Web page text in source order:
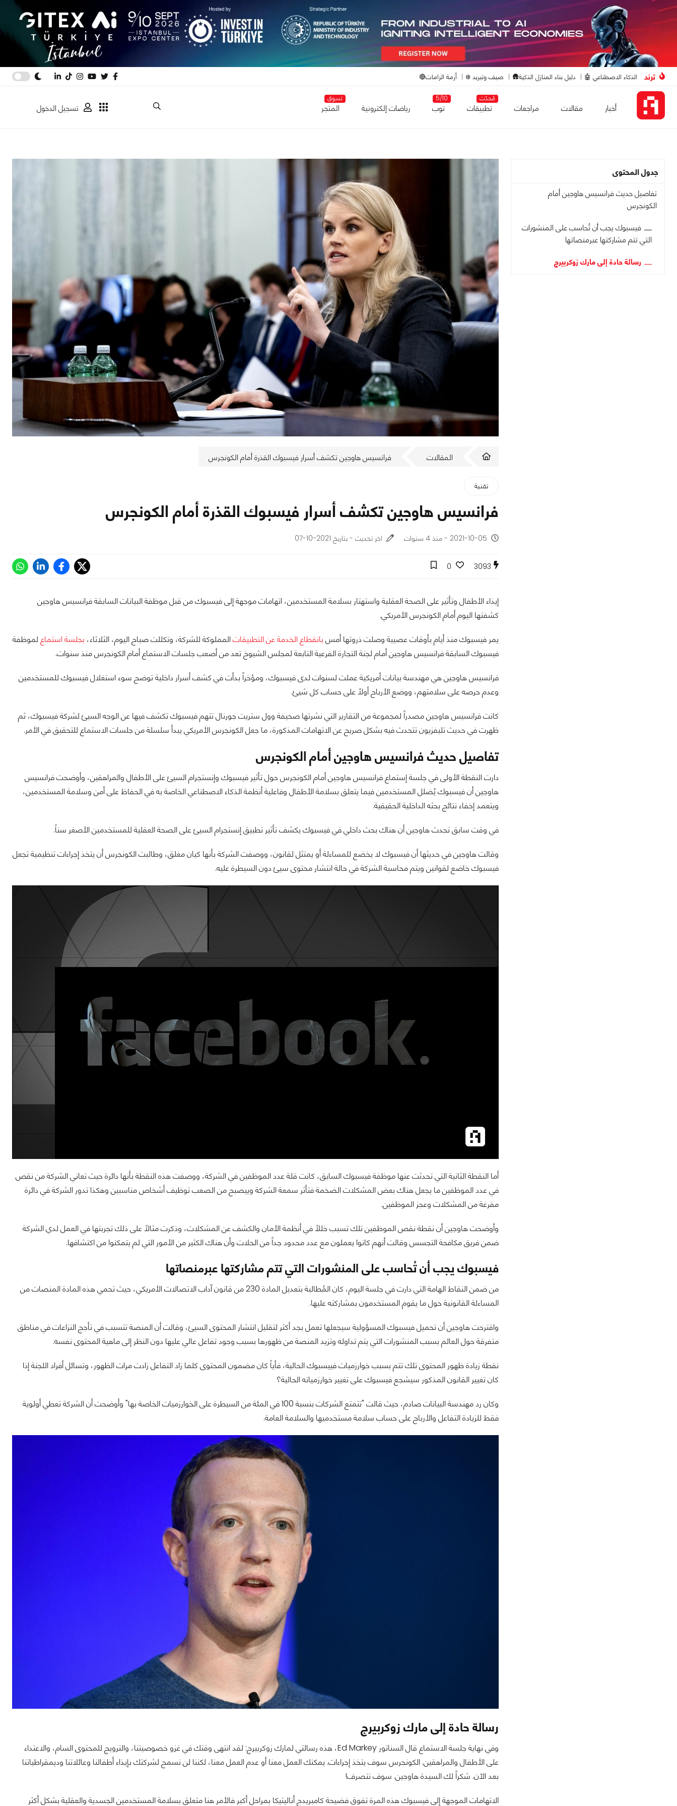
ترند الذكاء الاصطناعي 🤖 دليل بناء المنازل الذكية🛖 صيف وتبريد ❄️ أزمة الرامات🔴
أخبار مقالات مراجعات
مُحدّث
تطبيقات
5/10
توب رياضات إلكترونية
تسوق
المتجر تسجيل الدخول
جدول المحتوى
تفاصيل حديث فرانسيس هاوجين أمام
الكونجرس
فيسبوك يجب أن تُحاسب على المنشورات
التي تتم مشاركتها عبرمنصاتها
رسالة حادة إلى مارك زوكربيرج
المقالات فرانسيس هاوجين تكشف أسرار فيسبوك القذرة أمام الكونجرس
تقنية
فرانسيس هاوجين تكشف أسرار فيسبوك القذرة أمام الكونجرس
2021-10-05 - منذ 4 سنوات اخر تحديث - بتاريخ 2021-10-07
3093
0
إيذاء الأطفال وتأثير على الصحة العقلية واستهتار بسلامة المستخدمين، اتهامات موجهة إلى فيسبوك من قبل موظفة البيانات السابقة فرانسيس هاوجين
كشفتها اليوم أمام الكونجرس الأمريكي.
يمر فيسبوك منذ أيام بأوقات عصيبة وصلت ذروتها أمس بانقطاع الخدمة عن التطبيقاتالمملوكة للشركة، وتكللت صباح اليوم، الثلاثاء، بجلسة استماع لموظفة
فيسبوك السابقة فرانسيس هاوجين أمام لجنة التجارة الفرعية التابعة لمجلس الشيوخ تعد من أصعب جلسات الاستماع أمام الكونجرس منذ سنوات.
فرانسيس هاوجين هي مهندسة بيانات أمريكية عملت لسنوات لدى فيسبوك، ومؤخراً بدأت في كشف أسرار داخلية توضح سوء استغلال فيسبوك للمستخدمين
وعدم حرصه على سلامتهم، ووضع الأرباح أولاً على حساب كل شيئ.
كانت فرانسيس هاوجين مصدراً لمجموعة من التقارير التي نشرتها صحيفة وول ستريت جورنال تتهم فيسبوك تكشف فيها عن الوجه السيئ لشركة فيسبوك، ثم
ظهرت في حديث تليفزيون تتحدث فيه بشكل صريح عن الاتهامات المذكورة، ما جعل الكونجرس الأمريكي يبدأ سلسلة من جلسات الاستماع للتحقيق في الأمر.
تفاصيل حديث فرانسيس هاوجين أمام الكونجرس
دارت النقطة الأولى في جلسة إستماع فرانسيس هاوجين أمام الكونجرس حول تأثير فيسبوك وإنستجرام السيئ على الأطفال والمراهقين، وأوضحت فرانسيس
هاوجين أن فيسبوك يُضلل المستخدمين فيما يتعلق بسلامة الأطفال وفاعلية أنظمة الذكاء الاصطناعي الخاصة به في الحفاظ على أمن وسلامة المستخدمين،
ويتعمد إخفاء نتائج بحثه الداخلية الحقيقية.
في وقت سابق تحدث هاوجين أن هناك بحث داخلي في فيسبوك يكشف تأثير تطبيق إنستجرام السيئ على الصحة العقلية للمستخدمين الأصغر سناً.
وقالت هاوجين في حديثها أن فيسبوك لا يخضع للمساءلة أو يمتثل لقانون، ووصفت الشركة بأنها كيان مغلق، وطالبت الكونجرس أن يتخذ إجراءات تنظيمية تجعل
فيسبوك خاضع لقوانين ويتم محاسبة الشركة في حالة انتشار محتوى سيئ دون السيطرة عليه.
أما النقطة الثانية التي تحدثت عنها موظفة فيسبوك السابق، كانت قلة عدد الموظفين في الشركة، ووصفت هذه النقطة بأنها دائرة حيث تعاني الشركة من نقص
في عدد الموظفين ما يجعل هناك بعض المشكلات الضخمة فتأثر سمعة الشركة وييصبح من الصعب توظيف أشخاص مناسبين وهكذا تدور الشركة في دائرة
مفرغة من المشكلات وعجز الموظفين.
وأوضحت هاوجين أن نقطة نقص الموظفين تلك تسبب خللاً في أنظمة الأمان والكشف عن المشكلات، وذكرت مثالاً على ذلك تجربتها في العمل لدي الشركة
ضمن فريق مكافحة التجسس وقالت أنهم كانوا يعملون مع عدد محدود جداً من الحلات وأن هناك الكثير من الأمور التي لم يتمكنوا من اكتشافها.
فيسبوك يجب أن تُحاسب على المنشورات التي تتم مشاركتها عبرمنصاتها
من ضمن النقاط الهامة التي دارت في جلسة اليوم، كان المُطالبة بتعديل المادة 230 من قانون آداب الاتصالات الأمريكي، حيث تحمي هذه المادة المنصات من
المساءلة القانونية حول ما يقوم المستخدمون بمشاركته عليها.
واقترحت هاوجين أن تحميل فيسبوك المسؤولية سيجعلها تعمل بجد أكثر لتقليل انتشار المحتوى السيئ، وقالت أن المنصة تتسبب في تأجج النزاعات في مناطق
متفرقة حول العالم بسبب المنشورات التي يتم تداوله وتزيد المنصة من ظهورها بسبب وجود تفاعل عالي عليها دون النظر إلى ماهية المحتوى نفسه.
نقطة زيادة ظهور المحتوى تلك تتم بسبب خوارزميات فييسبوك الحالية، فأياً كان مضمون المحتوى كلما زاد التفاعل زادت مرات الظهور، وتسائل أفراد اللجنة إذا
كان تغيير القانون المذكور سيشجع فيسبوك على تغيير خوارزمياته الحالية؟
وكان رد مهندسة البيانات صادم، حيث قالت "تتمتع الشركات بنسبة 100 في المئة من السيطرة على الخوارزميات الخاصة بها" وأوضحت أن الشركة تعطي أولوية
فقط للزيادة التفاعل والأرباح على حساب سلامة مستخدميها والسلامة العامة.
رسالة حادة إلى مارك زوكربيرج
وفي نهاية جلسة الاستماع قال السناتور Ed Markey، هذه رسالتي لمارك زوكربيرج: لقد انتهى وقتك في غزو خصوصيتنا، والترويج للمحتوى السام، والاعتداء
على الأطفال والمراهقين. الكونجرس سوف يتخذ إجراءات. يمكنك العمل معنا أو عدم العمل معنا، لكننا لن نسمح لشركتك بإيذاء أطفالنا وعائلاتنا وديمقراطياتنا
بعد الآن. شكراً لك السيدة هاوجين. سوف نتصرف!
الاتهامات الموجهة إلى فيسبوك هذه المرة تفوق فضيحة كامبريدج أناليتيكا بمراحل أكبر فالأمر هنا متعلق بسلامة المستخدمين الجسدية والعقلية بشكل أكثر